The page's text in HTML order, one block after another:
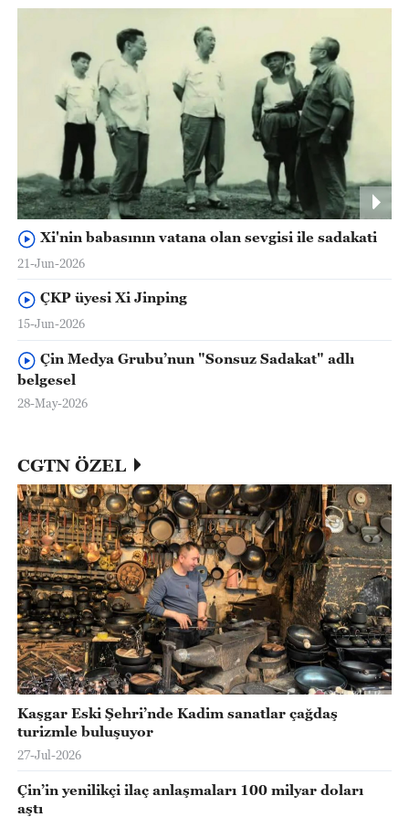
Xi'nin babasının vatana olan sevgisi ile sadakati
21-Jun-2026
ÇKP üyesi Xi Jinping
15-Jun-2026
Çin Medya Grubu’nun "Sonsuz Sadakat" adlı
belgesel
28-May-2026
CGTN ÖZEL
Kaşgar Eski Şehri’nde Kadim sanatlar çağdaş
turizmle buluşuyor
27-Jul-2026
Çin’in yenilikçi ilaç anlaşmaları 100 milyar doları
aştı